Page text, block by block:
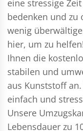
eine stressige
bedenken und zu
wenig
hier, um zu
Ihnen die
stabilen und
aus Kunststoff
einfach und
Unsere
Lebensdauer zu